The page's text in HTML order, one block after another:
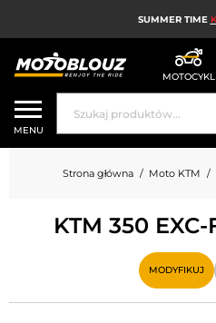
SUMMER TIME
MOTOCYKL
KASK
ODZIEŻ
UBRANIA
MX; ENDURO I
HIGH-TECH
PODUSZKA
MENU
Strona główna Moto KTM
KTM 350
MODYFIKUJ